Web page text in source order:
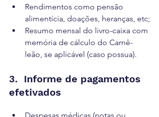
Rendimentos como pensão
alimentícia, doações, heranças, etc;
Resumo mensal do livro-caixa com
memória de cálculo do Carnê-
leão, se aplicável (caso possua).
3.  Informe de pagamentos
efetivados